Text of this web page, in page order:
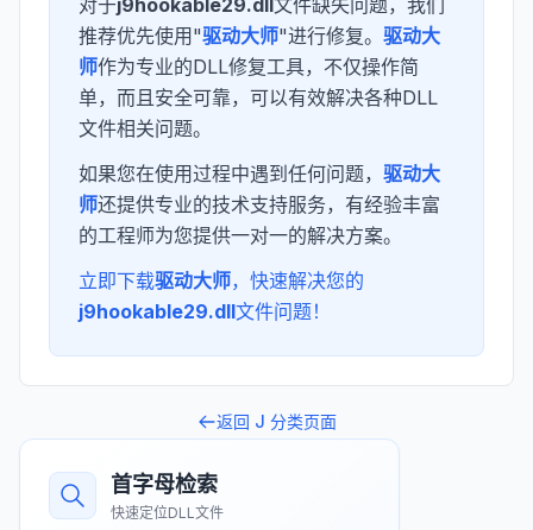
对于j9hookable29.dll文件缺失问题，我们
推荐优先使用"驱动大师"进行修复。 驱动大
师作为专业的DLL修复工具，不仅操作简
单，而且安全可靠，可以有效解决各种DLL
文件相关问题。
如果您在使用过程中遇到任何问题， 驱动大
师还提供专业的技术支持服务，有经验丰富
的工程师为您提供一对一的解决方案。
立即下载驱动大师，快速解决您的
j9hookable29.dll文件问题！
返回 J 分类页面
首字母检索
快速定位DLL文件